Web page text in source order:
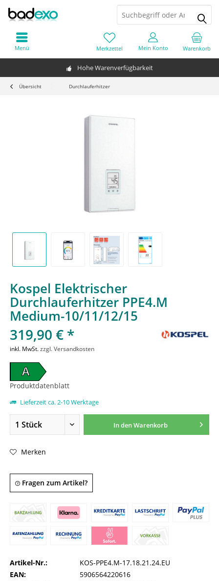
Hohe Warenverfügbarkeit
Warenkorb
Merkzettel Mein Konto
Menü
Übersicht Durchlauferhitzer
Kospel Elektrischer
Durchlauferhitzer PPE4.M
Medium-10/11/12/15
319,90 € *
inkl. MwSt.zzgl. Versandkosten
A
Produktdatenblatt
Lieferzeit ca. 2-10 Werktage
In denWarenkorb
Merken
Fragen zum Artikel?
Artikel-Nr.:
KOS-PPE4.M-17.18.21.24.EU
EAN:
5906564220616